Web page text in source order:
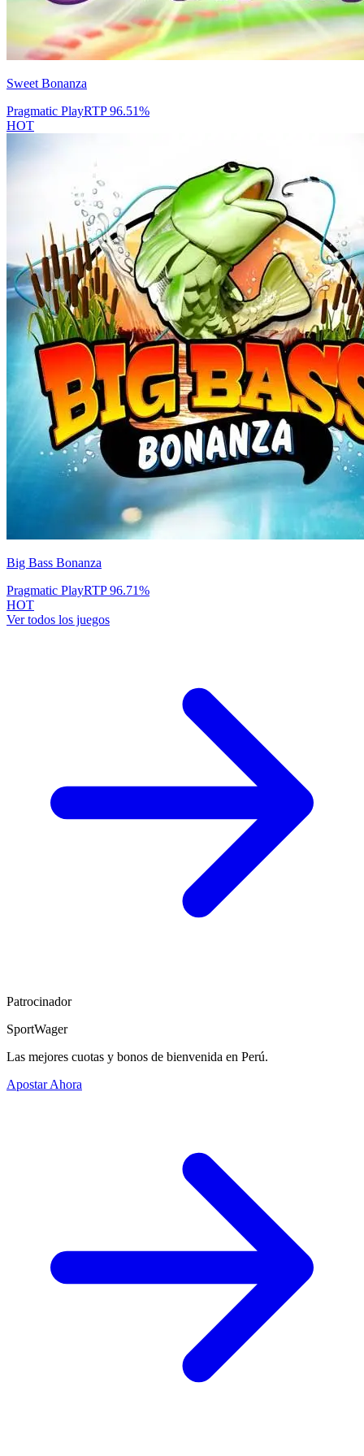
Sweet Bonanza
Pragmatic PlayRTP96.51%
HOT
Big Bass Bonanza
Pragmatic PlayRTP96.71%
HOT
Ver todos los juegos
Patrocinador
SportWager
Las mejores cuotas y bonos de bienvenida en Perú.
Apostar Ahora